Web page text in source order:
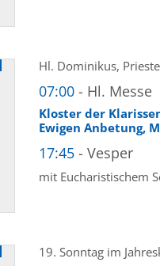
Hl. Dominikus,
07:00 Hl. Messe
Kloster der
Ewigen Anbetung,
17:45 Vesper
mit Eucharistischem
19. Sonntag im